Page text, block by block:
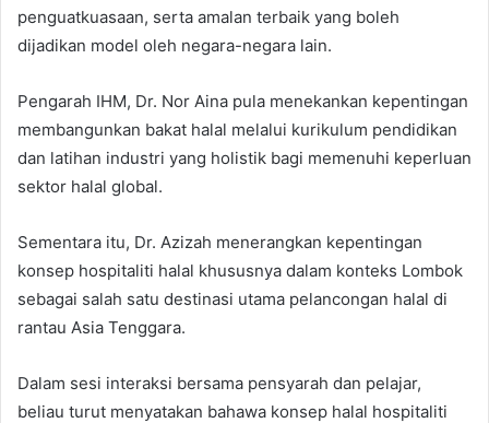
penguatkuasaan, serta amalan terbaik yang boleh
dijadikan model oleh negara-negara lain.
Pengarah IHM, Dr. Nor Aina pula menekankan kepentingan
membangunkan bakat halal melalui kurikulum pendidikan
dan latihan industri yang holistik bagi memenuhi keperluan
sektor halal global.
Sementara itu, Dr. Azizah menerangkan kepentingan
konsep hospitaliti halal khususnya dalam konteks Lombok
sebagai salah satu destinasi utama pelancongan halal di
rantau Asia Tenggara.
Dalam sesi interaksi bersama pensyarah dan pelajar,
beliau turut menyatakan bahawa konsep halal hospitaliti